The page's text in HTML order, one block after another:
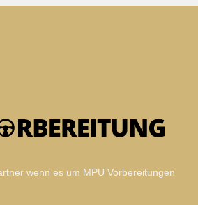
wenn es um MPU Vorbereitungen